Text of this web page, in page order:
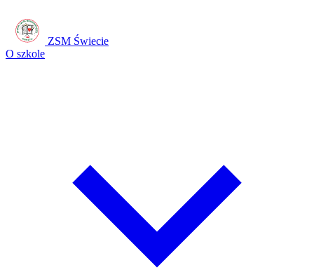
ZSM Świecie
O szkole